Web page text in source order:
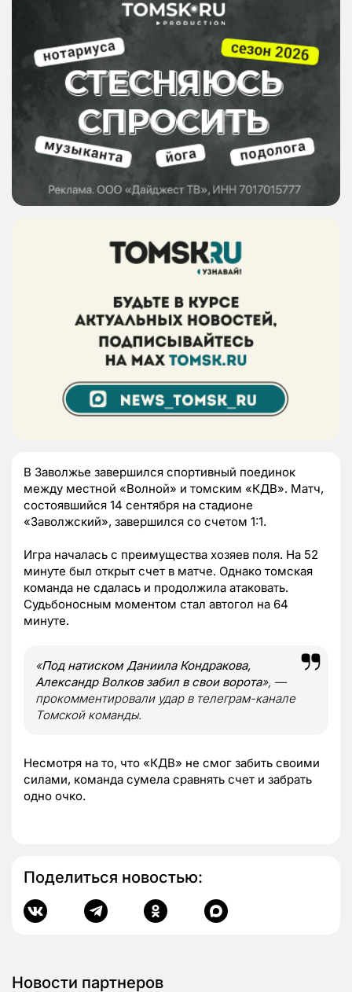
В Заволжье завершился спортивный поединок
между местной «Волной» и томским «КДВ». Матч,
состоявшийся 14 сентября на стадионе
«Заволжский», завершился со счетом 1:1.
Игра началась с преимущества хозяев поля. На 52
минуте был открыт счет в матче. Однако томская
команда не сдалась и продолжила атаковать.
Судьбоносным моментом стал автогол на 64
минуте.
«Под натиском Даниила Кондракова,
Александр Волков забил в свои ворота», —
прокомментировали удар в телеграм-канале
Томской команды.
Несмотря на то, что «КДВ» не смог забить своими
силами, команда сумела сравнять счет и забрать
одно очко.
Поделиться новостью:
Новости партнеров